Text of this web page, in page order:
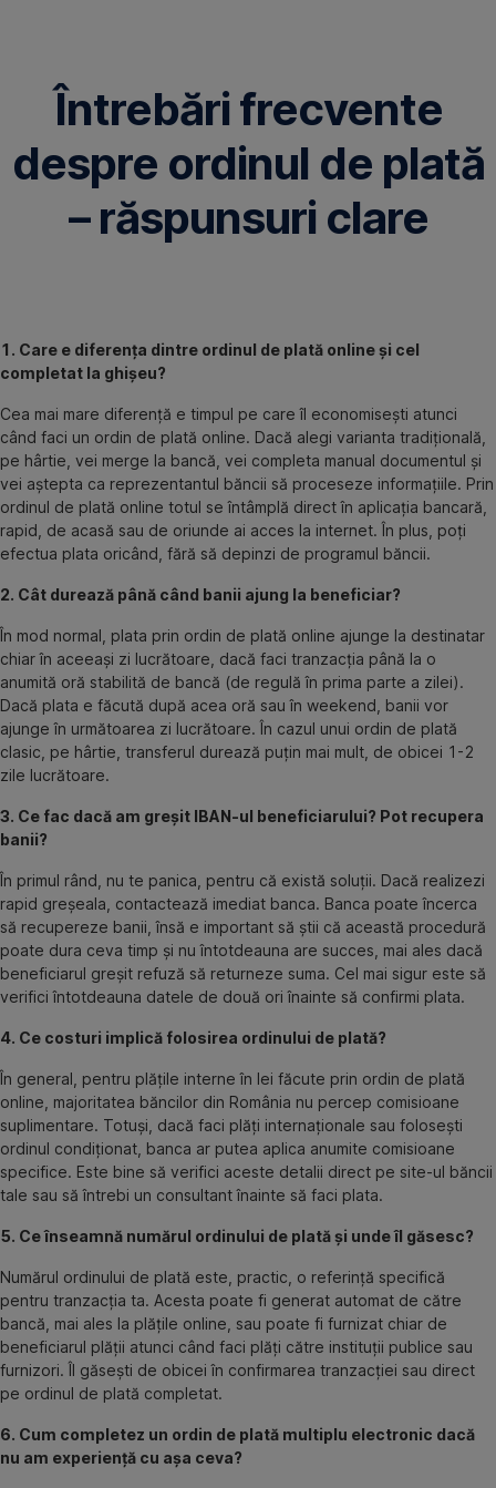
Întrebări frecvente
despre ordinul de plată
– răspunsuri clare
1. Care e diferența dintre ordinul de plată online și cel
completat la ghișeu?
Cea mai mare diferență e timpul pe care îl economisești atunci
când faci un ordin de plată online. Dacă alegi varianta tradițională,
pe hârtie, vei merge la bancă, vei completa manual documentul și
vei aștepta ca reprezentantul băncii să proceseze informațiile. Prin
ordinul de plată online totul se întâmplă direct în aplicația bancară,
rapid, de acasă sau de oriunde ai acces la internet. În plus, poți
efectua plata oricând, fără să depinzi de programul băncii.
2. Cât durează până când banii ajung la beneficiar?
În mod normal, plata prin ordin de plată online ajunge la destinatar
chiar în aceeași zi lucrătoare, dacă faci tranzacția până la o
anumită oră stabilită de bancă (de regulă în prima parte a zilei).
Dacă plata e făcută după acea oră sau în weekend, banii vor
ajunge în următoarea zi lucrătoare. În cazul unui ordin de plată
clasic, pe hârtie, transferul durează puțin mai mult, de obicei 1-2
zile lucrătoare.
3. Ce fac dacă am greșit IBAN-ul beneficiarului? Pot recupera
banii?
În primul rând, nu te panica, pentru că există soluții. Dacă realizezi
rapid greșeala, contactează imediat banca. Banca poate încerca
să recupereze banii, însă e important să știi că această procedură
poate dura ceva timp și nu întotdeauna are succes, mai ales dacă
beneficiarul greșit refuză să returneze suma. Cel mai sigur este să
verifici întotdeauna datele de două ori înainte să confirmi plata.
4. Ce costuri implică folosirea ordinului de plată?
În general, pentru plățile interne în lei făcute prin ordin de plată
online, majoritatea băncilor din România nu percep comisioane
suplimentare. Totuși, dacă faci plăți internaționale sau folosești
ordinul condiționat, banca ar putea aplica anumite comisioane
specifice. Este bine să verifici aceste detalii direct pe site-ul băncii
tale sau să întrebi un consultant înainte să faci plata.
5. Ce înseamnă numărul ordinului de plată și unde îl găsesc?
Numărul ordinului de plată este, practic, o referință specifică
pentru tranzacția ta. Acesta poate fi generat automat de către
bancă, mai ales la plățile online, sau poate fi furnizat chiar de
beneficiarul plății atunci când faci plăți către instituții publice sau
furnizori. Îl găsești de obicei în confirmarea tranzacției sau direct
pe ordinul de plată completat.
6. Cum completez un ordin de plată multiplu electronic dacă
nu am experiență cu așa ceva?